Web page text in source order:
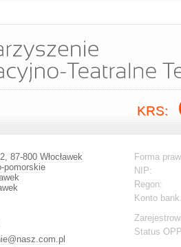
KRS:
Forma
NIP:
Regon:
Konto
Status
, 87-800 Włocławek
pomorskie